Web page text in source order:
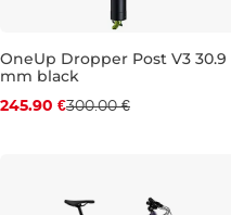
Zľava -18 %
OneUp Dropper Post V3 30.9
mm black
245.90 €300.00 €